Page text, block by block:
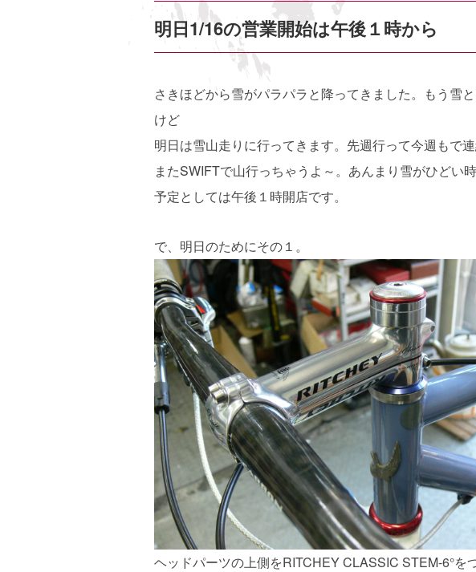
明日1/16の営業開始は午後１時から
さきほどから雪がパラパラと降ってきました。もう雪
けど
明日は雪山走りに行ってきます。先週行って今週もで連
またSWIFTで山行っちゃうよ～。あんまり雪がひどい
予定としては午後１時開店です。
で、明日のためにその１。
ヘッドパーツの上側をRITCHEY CLASSIC STEM-6°を